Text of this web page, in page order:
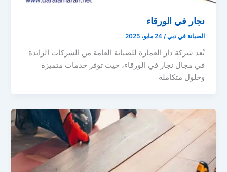
نجار في الورقاء
الصيانة في دبي/24 مايو، 2025
تُعد شركة دار العمارة للصيانة العامة من الشركات الرائدة
في مجال نجار في الورقاء، حيث توفر خدمات متميزة
وحلول متكاملة